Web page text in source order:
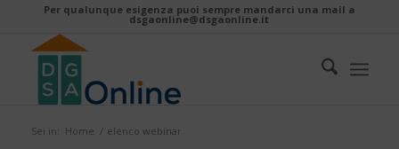
Per qualunque esigenza puoi sempre mandarci una mail a
dsgaonline@dsgaonline.it
Sei in: Home / elenco webinar